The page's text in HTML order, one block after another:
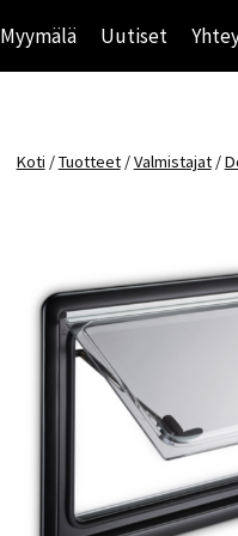
Myymälä Uutiset
Koti /Tuotteet /Valmistajat /